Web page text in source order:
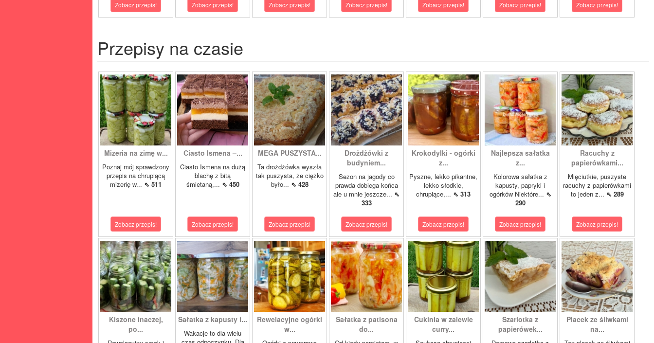
Zobacz przepis! Zobacz przepis! Zobacz przepis! Zobacz przepis! Zobacz przepis! Zobacz przepis! Zobacz przepis!
Przepisy na czasie
Mizeria na zimę w...
Poznaj mój sprawdzony
przepis na chrupiącą
mizerię w... ⇖ 511
Zobacz przepis!
Ciasto Ismena –...
Ciasto Ismena na dużą
blachę z bitą
śmietaną,... ⇖ 450
Zobacz przepis!
MEGA PUSZYSTA...
Ta drożdżówka wyszła
tak puszysta, że ciężko
było... ⇖ 428
Zobacz przepis!
Drożdżówki z
budyniem...
Sezon na jagody co
prawda dobiega końca
ale u mnie jeszcze... ⇖
333
Zobacz przepis!
Krokodylki - ogórki
z...
Pyszne, lekko pikantne,
lekko słodkie,
chrupiące,... ⇖ 313
Zobacz przepis!
Najlepsza sałatka
z...
Kolorowa sałatka z
kapusty, papryki i
ogórków Niektóre... ⇖
290
Zobacz przepis!
Racuchy z
papierówkami...
Mięciutkie, puszyste
racuchy z papierówkami
to jeden z... ⇖ 289
Zobacz przepis!
Kiszone inaczej,
po...
Sałatka z kapusty i...
Wakacje to dla wielu
Rewelacyjne ogórki
w...
Sałatka z patisona
do...
Cukinia w zalewie
curry...
Szarlotka z
papierówek...
Placek ze śliwkami
na...